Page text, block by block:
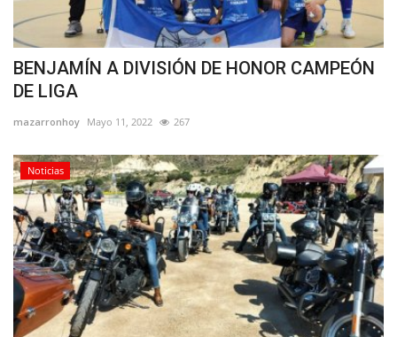
BENJAMÍN A DIVISIÓN DE HONOR CAMPEÓN
DE LIGA
mazarronhoy Mayo 11, 2022 267
Noticias